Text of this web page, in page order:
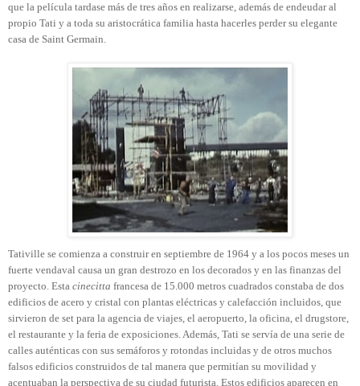
que la película tardase más de tres años en realizarse, además de endeudar al
propio Tati y a toda su aristocrática familia hasta hacerles perder su elegante
casa de Saint Germain.
Tativille se comienza a construir en septiembre de 1964 y a los pocos meses un
fuerte vendaval causa un gran destrozo en los decorados y en las finanzas del
proyecto. Esta cinecitta francesa de 15.000 metros cuadrados constaba de dos
edificios de acero y cristal con plantas eléctricas y calefacción incluidos, que
sirvieron de set para la agencia de viajes, el aeropuerto, la oficina, el drugstore,
el restaurante y la feria de exposiciones. Además, Tati se servía de una serie de
calles auténticas con sus semáforos y rotondas incluidas y de otros muchos
falsos edificios construidos de tal manera que permitían su movilidad y
acentuaban la perspectiva de su ciudad futurista. Estos edificios aparecen en